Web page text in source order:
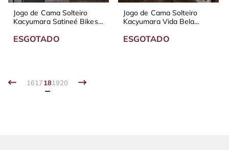
Jogo de Cama Solteiro
Kacyumara Satineé Bikes
ESGOTADO
Jogo de Cama Solteiro
Kacyumara Vida Bela
200 Fios
ESGOTADO
1617181920